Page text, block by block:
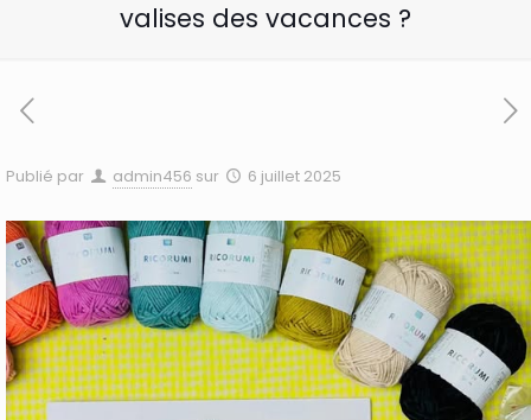
valises des vacances ?
Publié par admin456 sur 6 juillet 2025